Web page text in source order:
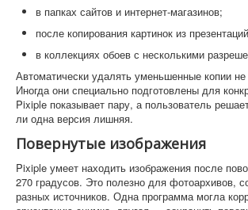
в папках сайтов и интернет-магазинов;
после копирования картинок из
в коллекциях обоев с несколькими
Автоматически удалять уменьшенные копии не
Иногда они специально подготовлены для
Pixiple показывает пару, а пользователь
ли одна версия лишняя.
Повернутые изображения
Pixiple умеет находить изображения после
270 градусов. Это полезно для фотоархивов,
разных источников. Одна программа могла